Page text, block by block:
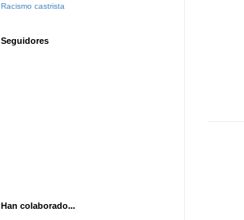
Racismo castrista
Seguidores
Han colaborado...